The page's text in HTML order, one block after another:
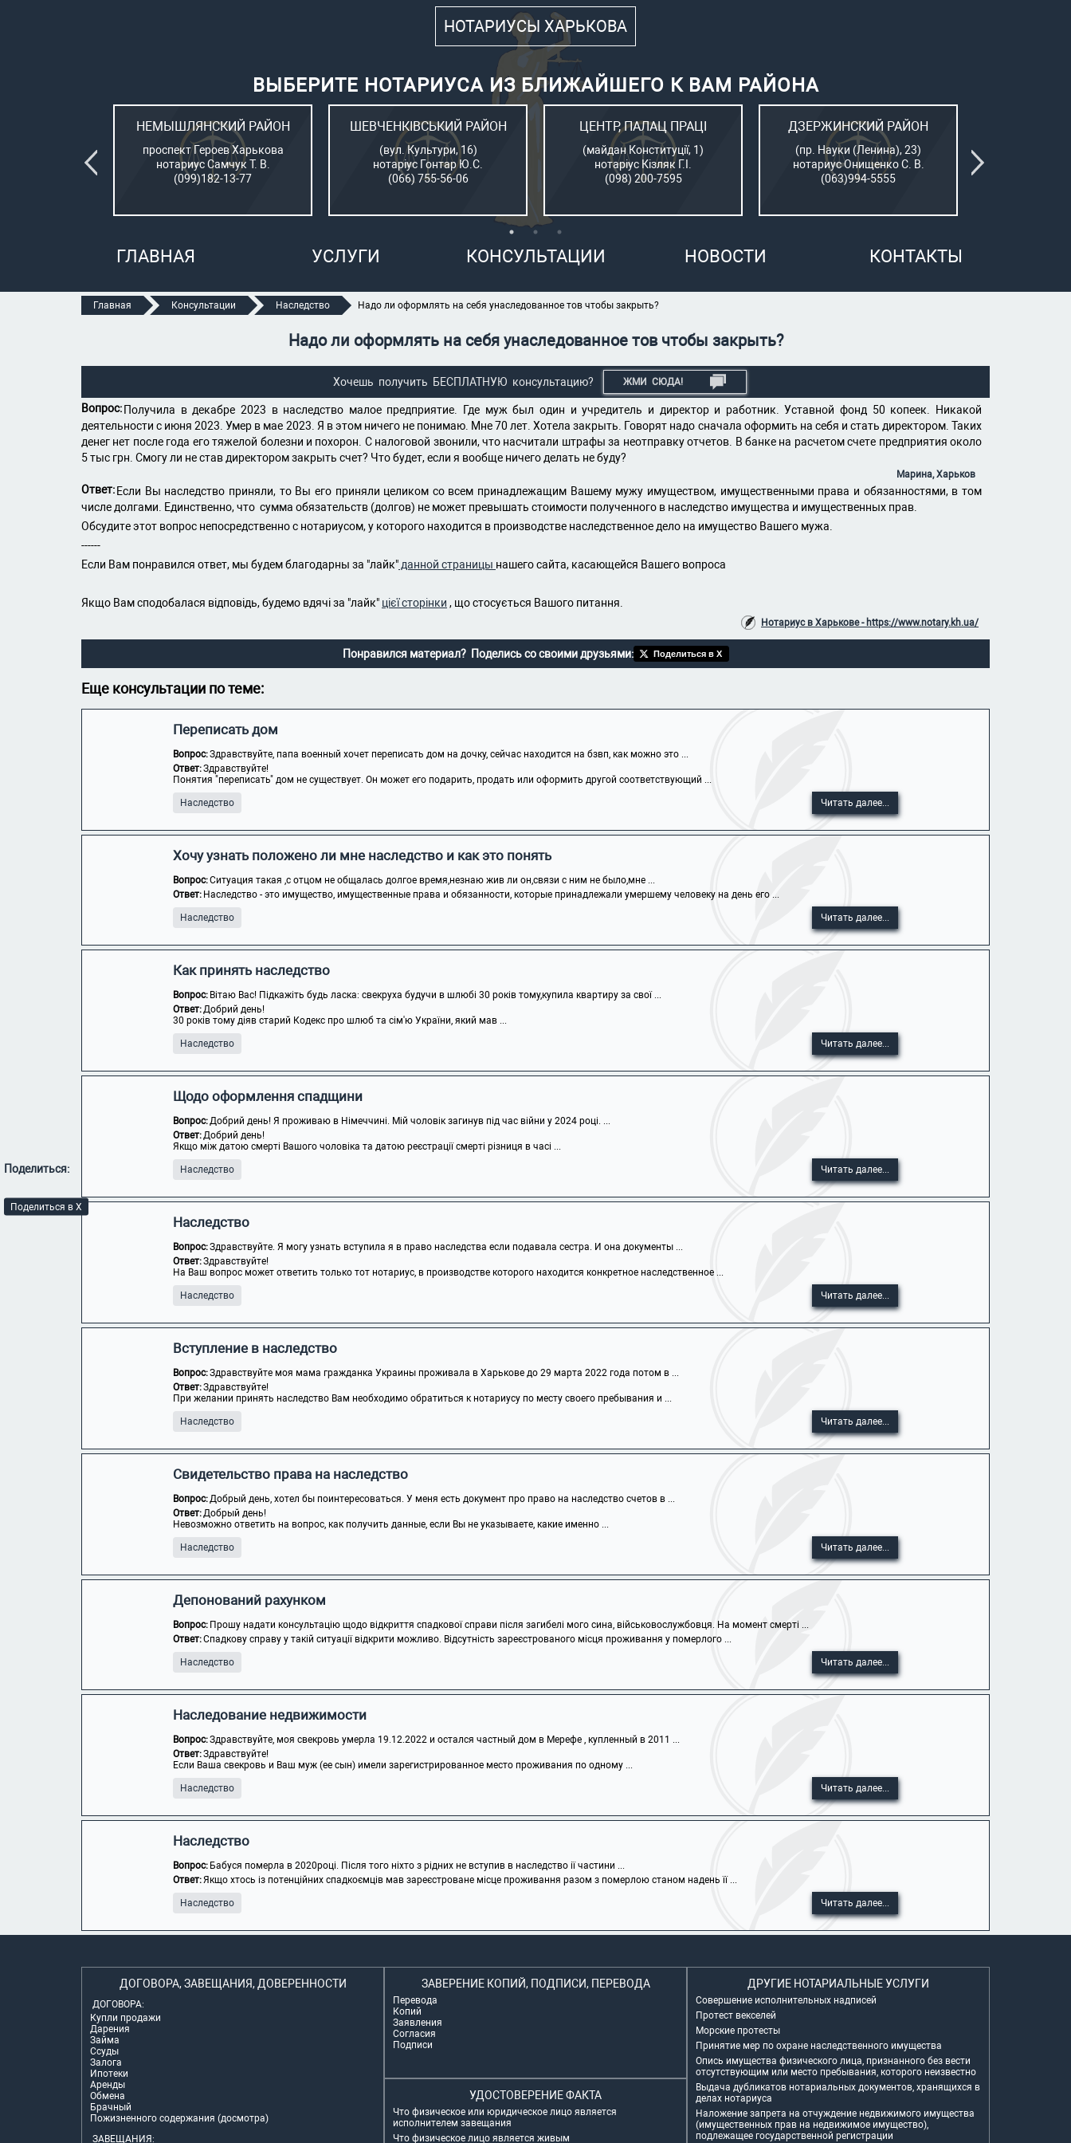
Поделиться:
Поделиться в X
НОТАРИУСЫ ХАРЬКОВА
ВЫБЕРИТЕ НОТАРИУСА ИЗ БЛИЖАЙШЕГО К ВАМ РАЙОНА
НЕМЫШЛЯНСКИЙ РАЙОН
проспект Героев Харькова
нотариус Самчук Т. В.
(099)182-13-77
ШЕВЧЕНКІВСЬКИЙ РАЙОН
(вул. Культури, 16)
нотаріус Гонтар Ю.С.
(066) 755-56-06
ЦЕНТР, ПАЛАЦ ПРАЦІ
(майдан Конституції, 1)
нотаріус Кізляк Г.І.
(098) 200-7595
ДЗЕРЖИНСКИЙ РАЙОН
(пр. Науки (Ленина), 23)
нотариус Онищенко С. В.
(063)994-5555
ГЛАВНАЯ УСЛУГИ КОНСУЛЬТАЦИИ НОВОСТИ КОНТАКТЫ
Главная Консультации Наследство Надо ли оформлять на себя унаследованное тов чтобы закрыть?
Надо ли оформлять на себя унаследованное тов чтобы закрыть?
Хочешь получить БЕСПЛАТНУЮ консультацию? ЖМИ СЮДА!
Вопрос: Получила в декабре 2023 в наследство малое предприятие. Где муж был один и учредитель и директор и работник. Уставной фонд 50 копеек. Никакой
деятельности с июня 2023. Умер в мае 2023. Я в этом ничего не понимаю. Мне 70 лет. Хотела закрыть. Говорят надо сначала оформить на себя и стать директором. Таких
денег нет после года его тяжелой болезни и похорон. С налоговой звонили, что насчитали штрафы за неотправку отчетов. В банке на расчетом счете предприятия около
5 тыс грн. Смогу ли не став директором закрыть счет? Что будет, если я вообще ничего делать не буду?
Марина, Харьков
Ответ: Если Вы наследство приняли, то Вы его приняли целиком со всем принадлежащим Вашему мужу имуществом, имущественными права и обязанностями, в том
числе долгами. Единственно, что сумма обязательств (долгов) не может превышать стоимости полученного в наследство имущества и имущественных прав.
Обсудите этот вопрос непосредственно с нотариусом, у которого находится в производстве наследственное дело на имущество Вашего мужа.
------
Если Вам понравился ответ, мы будем благодарны за "лайк" данной страницы нашего сайта, касающейся Вашего вопроса
Якщо Вам сподобалася відповідь, будемо вдячі за "лайк" цієї сторінки , що стосується Вашого питання.
Нотариус в Харькове - https://www.notary.kh.ua/
Понравился материал? Поделись со своими друзьями: Поделиться в X
Еще консультации по теме:
Переписать дом
Вопрос:Здравствуйте, папа военный хочет переписать дом на дочку, сейчас находится на бзвп, как можно это ...
Ответ:Здравствуйте!
Понятия "переписать" дом не существует. Он может его подарить, продать или оформить другой соответствующий ...
Наследство Читать далее...
Хочу узнать положено ли мне наследство и как это понять
Вопрос:Ситуация такая ,с отцом не общалась долгое время,незнаю жив ли он,связи с ним не было,мне ...
Ответ: Наследство - это имущество, имущественные права и обязанности, которые принадлежали умершему человеку на день его ...
Наследство Читать далее...
Как принять наследство
Вопрос: Вітаю Вас! Підкажіть будь ласка: свекруха будучи в шлюбі 30 років тому,купила квартиру за свої ...
Ответ:Добрий день!
30 років тому діяв старий Кодекс про шлюб та сім'ю України, який мав ...
Наследство Читать далее...
Щодо оформлення спадщини
Вопрос:Добрий день! Я проживаю в Німеччині. Мій чоловік загинув під час війни у 2024 році. ...
Ответ:Добрий день!
Якщо між датою смерті Вашого чоловіка та датою реєстрації смерті різниця в часі ...
Наследство Читать далее...
Наследство
Вопрос:Здравствуйте. Я могу узнать вступила я в право наследства если подавала сестра. И она документы ...
Ответ:Здравствуйте!
На Ваш вопрос может ответить только тот нотариус, в производстве которого находится конкретное наследственное ...
Наследство Читать далее...
Вступление в наследство
Вопрос:Здравствуйте моя мама гражданка Украины проживала в Харькове до 29 марта 2022 года потом в ...
Ответ:Здравствуйте!
При желании принять наследство Вам необходимо обратиться к нотариусу по месту своего пребывания и ...
Наследство Читать далее...
Свидетельство права на наследство
Вопрос:Добрый день, хотел бы поинтересоваться. У меня есть документ про право на наследство счетов в ...
Ответ:Добрый день!
Невозможно ответить на вопрос, как получить данные, если Вы не указываете, какие именно ...
Наследство Читать далее...
Депонований рахунком
Вопрос: Прошу надати консультацію щодо відкриття спадкової справи після загибелі мого сина, військовослужбовця. На момент смерті ...
Ответ:Спадкову справу у такій ситуації відкрити можливо. Відсутність зареєстрованого місця проживання у померлого ...
Наследство Читать далее...
Наследование недвижимости
Вопрос:Здравствуйте, моя свекровь умерла 19.12.2022 и остался частный дом в Мерефе , купленный в 2011 ...
Ответ:Здравствуйте!
Если Ваша свекровь и Ваш муж (ее сын) имели зарегистрированное место проживания по одному ...
Наследство Читать далее...
Наследство
Вопрос: Бабуся померла в 2020році. Після того ніхто з рідних не вступив в наследство ії частини ...
Ответ:Якщо хтось із потенційних спадкоємців мав зареєстроване місце проживання разом з померлою станом надень її ...
Наследство Читать далее...
ДОГОВОРА, ЗАВЕЩАНИЯ, ДОВЕРЕННОСТИ
ДОГОВОРА:
Купли продажи
Дарения
Займа
Ссуды
Залога
Ипотеки
Аренды
Обмена
Брачный
Пожизненного содержания (досмотра)
ЗАВЕЩАНИЯ:
ЗАВЕРЕНИЕ КОПИЙ, ПОДПИСИ, ПЕРЕВОДА
Перевода
Копий
Заявления
Согласия
Подписи
УДОСТОВЕРЕНИЕ ФАКТА
Что физическое или юридическое лицо является
исполнителем завещания
Что физическое лицо является живым
ДРУГИЕ НОТАРИАЛЬНЫЕ УСЛУГИ
Совершение исполнительных надписей
Протест векселей
Морские протесты
Принятие мер по охране наследственного имущества
Опись имущества физического лица, признанного без вести
отсутствующим или место пребывания, которого неизвестно
Выдача дубликатов нотариальных документов, хранящихся в
делах нотариуса
Наложение запрета на отчуждение недвижимого имущества
(имущественных прав на недвижимое имущество),
подлежащее государственной регистрации